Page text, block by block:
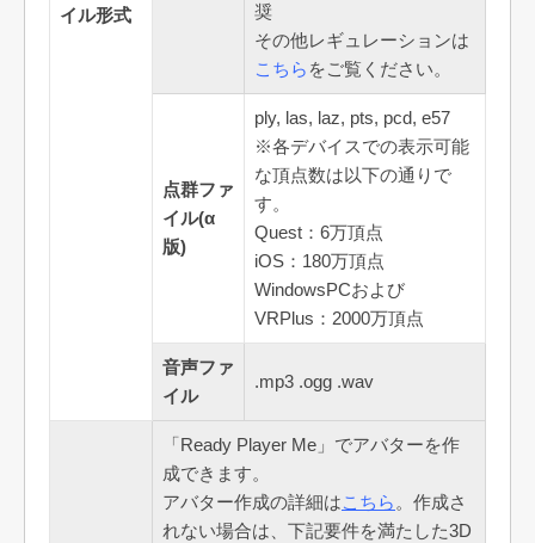
イル形式
奨
その他レギュレーションは
こちら をご覧ください。
点群ファ
イル(α
版)
ply, las, laz, pts, pcd, e57
※各デバイスでの表示可能
な頂点数は以下の通りで
す。
Quest：6万頂点
iOS：180万頂点
WindowsPCおよび
VRPlus：2000万頂点
音声ファ
イル
.mp3 .ogg .wav
「Ready Player Me」でアバターを作
成できます。
アバター作成の詳細はこちら。作成さ
れない場合は、下記要件を満たした3D